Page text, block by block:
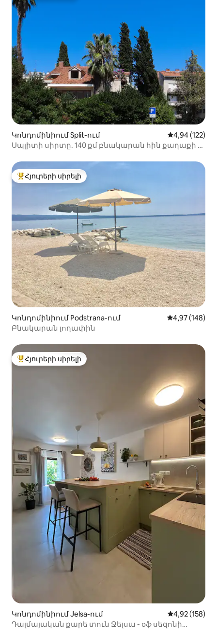
Կոնդոմինիում Split-ում Միջին
4,94 (122)
Սպլիտի սիրտը. 140 քմ բնակարան հին քաղաքի և
Հյուրերի սիրելի լավագույն տները
Հյուրերի սիրելի
Կոնդոմինիում Podstrana-ում Միջին
4,97 (148)
Բնակարան լողափին
Հյուրերի սիրելի լավագույն տները
Հյուրերի սիրելի
Կոնդոմինիում Jelsa-ում Միջին
4,92 (158)
Դալմայական քարե տուն Ջելսա - օֆ սեզոնի